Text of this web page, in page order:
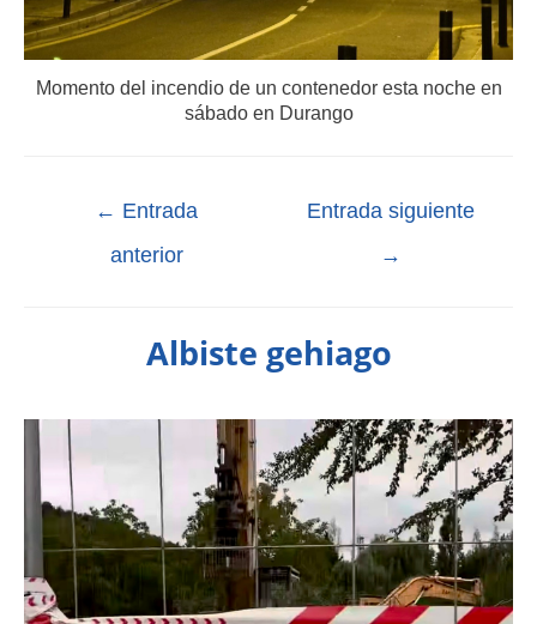
Momento del incendio de un contenedor esta noche en
sábado en Durango
← Entrada
anterior
Entrada siguiente
→
Albiste gehiago